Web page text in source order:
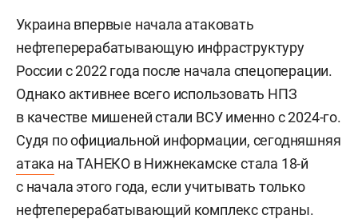
Украина впервые начала атаковать
нефтеперерабатывающую инфраструктуру
России с 2022 года после начала спецоперации.
Однако активнее всего использовать НПЗ
в качестве мишеней стали ВСУ именно с 2024-го.
Судя по официальной информации, сегодняшняя
атака на ТАНЕКО в Нижнекамске стала 18-й
с начала этого года, если учитывать только
нефтеперерабатывающий комплекс страны.